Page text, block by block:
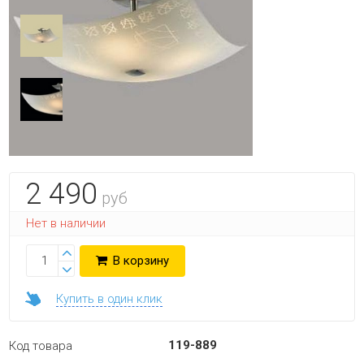
Мебель
2 490 руб
Нет в наличии
В корзину
Купить в один клик
Код товара
119-889